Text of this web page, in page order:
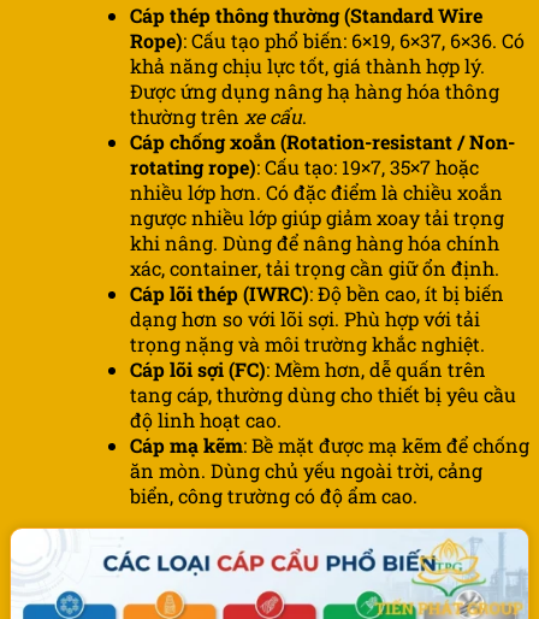
Cáp thép thông thường (Standard Wire
Rope): Cấu tạo phổ biến: 6×19, 6×37, 6×36. Có
khả năng chịu lực tốt, giá thành hợp lý.
Được ứng dụng nâng hạ hàng hóa thông
thường trên xe cẩu.
Cáp chống xoắn (Rotation-resistant / Non-
rotating rope): Cấu tạo: 19×7, 35×7 hoặc
nhiều lớp hơn. Có đặc điểm là chiều xoắn
ngược nhiều lớp giúp giảm xoay tải trọng
khi nâng. Dùng để nâng hàng hóa chính
xác, container, tải trọng cần giữ ổn định.
Cáp lõi thép (IWRC): Độ bền cao, ít bị biến
dạng hơn so với lõi sợi. Phù hợp với tải
trọng nặng và môi trường khắc nghiệt.
Cáp lõi sợi (FC): Mềm hơn, dễ quấn trên
tang cáp, thường dùng cho thiết bị yêu cầu
độ linh hoạt cao.
Cáp mạ kẽm: Bề mặt được mạ kẽm để chống
ăn mòn. Dùng chủ yếu ngoài trời, cảng
biển, công trường có độ ẩm cao.